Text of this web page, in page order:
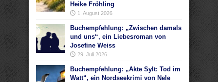
Heike Fröhling
1. August 2026
Buchempfehlung: „Zwischen damals
und uns“, ein Liebesroman von
Josefine Weiss
29. Juli 2026
Buchempfehlung: „Akte Sylt: Tod im
Watt“, ein Nordseekrimi von Nele